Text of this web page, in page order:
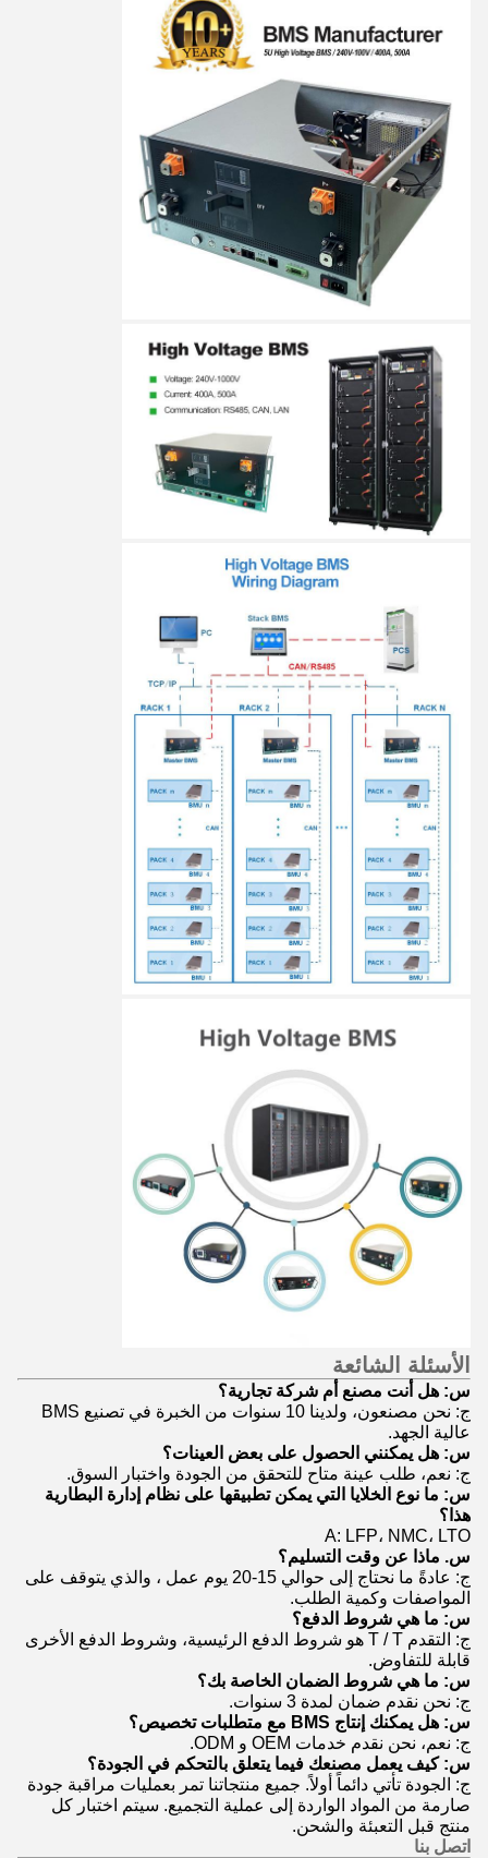
الأسئلة الشائعة
س: هل أنت مصنع أم شركة تجارية؟
ج: نحن مصنعون، ولدينا 10 سنوات من الخبرة في تصنيع BMS
عالية الجهد.
س: هل يمكنني الحصول على بعض العينات؟
ج: نعم، طلب عينة متاح للتحقق من الجودة واختبار السوق.
س: ما نوع الخلايا التي يمكن تطبيقها على نظام إدارة البطارية
هذا؟
A: LFP، NMC، LTO
س. ماذا عن وقت التسليم؟
ج: عادةً ما نحتاج إلى حوالي 15-20 يوم عمل ، والذي يتوقف على
المواصفات وكمية الطلب.
س: ما هي شروط الدفع؟
ج: التقدم T / T هو شروط الدفع الرئيسية، وشروط الدفع الأخرى
قابلة للتفاوض.
س: ما هي شروط الضمان الخاصة بك؟
ج: نحن نقدم ضمان لمدة 3 سنوات.
س: هل يمكنك إنتاج BMS مع متطلبات تخصيص؟
ج: نعم، نحن نقدم خدمات OEM و ODM.
س: كيف يعمل مصنعك فيما يتعلق بالتحكم في الجودة؟
ج: الجودة تأتي دائماً أولاً. جميع منتجاتنا تمر بعمليات مراقبة جودة
صارمة من المواد الواردة إلى عملية التجميع. سيتم اختبار كل
منتج قبل التعبئة والشحن.
اتصل بنا